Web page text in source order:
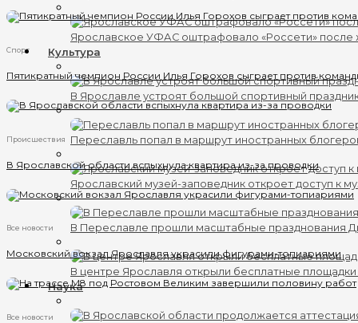
Ярославское УФАС оштрафовало «Россети»
Культура
В Ярославле устроят большой спортивный
Переславль попал в маршрут иностранных
Ярославский музей-заповедник откроет доступ к
В Переславле прошли масштабные празднования
В центре Ярославля открыли бесплатные
Наука
Спорт
Пятикратный чемпион России Илья Горохов сыграет против
Происшествия
В Ярославской области вспыхнула квартира из-за проводки
Все новости
Московский вокзал Ярославля украсили фигурами-топиариями
Все новости